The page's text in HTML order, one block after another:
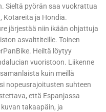
Sieltä pyörän saa vuokrattua
Kotareita ja Hondia.
järjestää niin ikään ohjattuja
asvalttiteille. Toinen
Heiltä löytyy
vuoristoon. Liikenne
kuin meillä
nopeusrajoitusten suhteen
että Espanjassa
takaapäin, ja